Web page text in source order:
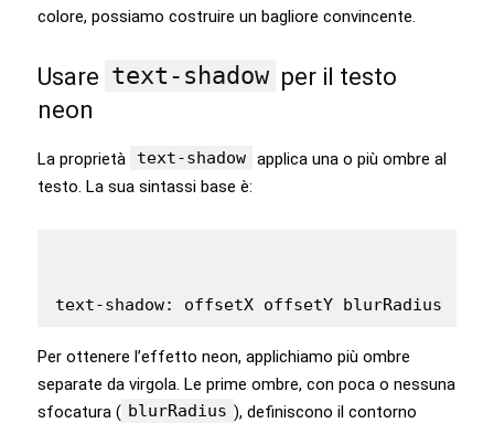
colore, possiamo costruire un bagliore convincente.
Usare text-shadow per il testo
neon
La proprietà text-shadow applica una o più ombre al
testo. La sua sintassi base è:
Per ottenere l’effetto neon, applichiamo più ombre
separate da virgola. Le prime ombre, con poca o nessuna
sfocatura ( blurRadius ), definiscono il contorno